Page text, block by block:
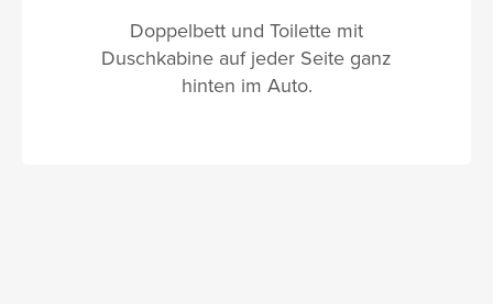
Doppelbett und Toilette mit
Duschkabine auf jeder Seite ganz
hinten im Auto.